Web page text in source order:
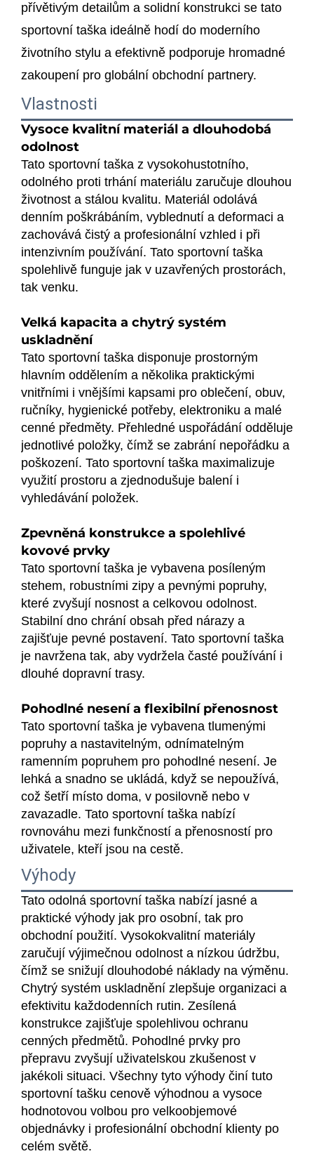
přívětivým detailům a solidní konstrukci se tato
sportovní taška ideálně hodí do moderního
životního stylu a efektivně podporuje hromadné
zakoupení pro globální obchodní partnery.
Vlastnosti
Vysoce kvalitní materiál a dlouhodobá
odolnost
Tato sportovní taška z vysokohustotního,
odolného proti trhání materiálu zaručuje dlouhou
životnost a stálou kvalitu. Materiál odolává
denním poškrábáním, vyblednutí a deformaci a
zachovává čistý a profesionální vzhled i při
intenzivním používání. Tato sportovní taška
spolehlivě funguje jak v uzavřených prostorách,
tak venku.
Velká kapacita a chytrý systém
uskladnění
Tato sportovní taška disponuje prostorným
hlavním oddělením a několika praktickými
vnitřními i vnějšími kapsami pro oblečení, obuv,
ručníky, hygienické potřeby, elektroniku a malé
cenné předměty. Přehledné uspořádání odděluje
jednotlivé položky, čímž se zabrání nepořádku a
poškození. Tato sportovní taška maximalizuje
využití prostoru a zjednodušuje balení i
vyhledávání položek.
Zpevněná konstrukce a spolehlivé
kovové prvky
Tato sportovní taška je vybavena posíleným
stehem, robustními zipy a pevnými popruhy,
které zvyšují nosnost a celkovou odolnost.
Stabilní dno chrání obsah před nárazy a
zajišťuje pevné postavení. Tato sportovní taška
je navržena tak, aby vydržela časté používání i
dlouhé dopravní trasy.
Pohodlné nesení a flexibilní přenosnost
Tato sportovní taška je vybavena tlumenými
popruhy a nastavitelným, odnímatelným
ramenním popruhem pro pohodlné nesení. Je
lehká a snadno se ukládá, když se nepoužívá,
což šetří místo doma, v posilovně nebo v
zavazadle. Tato sportovní taška nabízí
rovnováhu mezi funkčností a přenosností pro
uživatele, kteří jsou na cestě.
Výhody
Tato odolná sportovní taška nabízí jasné a
praktické výhody jak pro osobní, tak pro
obchodní použití. Vysokokvalitní materiály
zaručují výjimečnou odolnost a nízkou údržbu,
čímž se snižují dlouhodobé náklady na výměnu.
Chytrý systém uskladnění zlepšuje organizaci a
efektivitu každodenních rutin. Zesílená
konstrukce zajišťuje spolehlivou ochranu
cenných předmětů. Pohodlné prvky pro
přepravu zvyšují uživatelskou zkušenost v
jakékoli situaci. Všechny tyto výhody činí tuto
sportovní tašku cenově výhodnou a vysoce
hodnotovou volbou pro velkoobjemové
objednávky i profesionální obchodní klienty po
celém světě.